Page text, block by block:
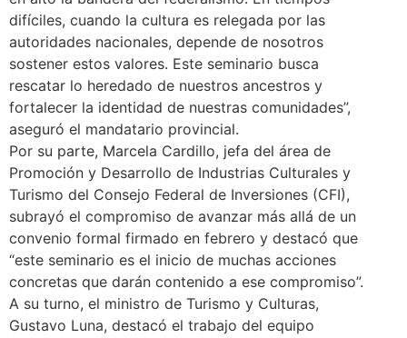
difíciles, cuando la cultura es relegada por las
autoridades nacionales, depende de nosotros
sostener estos valores. Este seminario busca
rescatar lo heredado de nuestros ancestros y
fortalecer la identidad de nuestras comunidades”,
aseguró el mandatario provincial.
Por su parte, Marcela Cardillo, jefa del área de
Promoción y Desarrollo de Industrias Culturales y
Turismo del Consejo Federal de Inversiones (CFI),
subrayó el compromiso de avanzar más allá de un
convenio formal firmado en febrero y destacó que
“este seminario es el inicio de muchas acciones
concretas que darán contenido a ese compromiso”.
A su turno, el ministro de Turismo y Culturas,
Gustavo Luna, destacó el trabajo del equipo